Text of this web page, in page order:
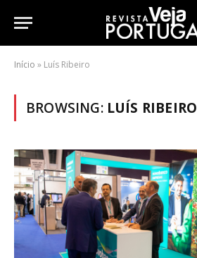
Início » Luís Ribeiro
BROWSING: LUÍS RIBEIRO